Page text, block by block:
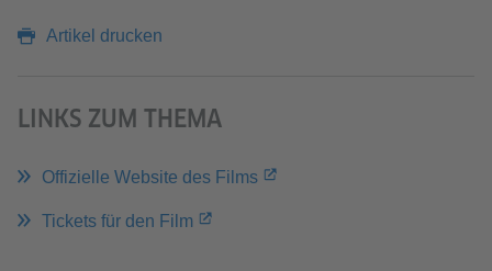
Artikel drucken
LINKS ZUM THEMA
Offizielle Website des Films
Tickets für den Film